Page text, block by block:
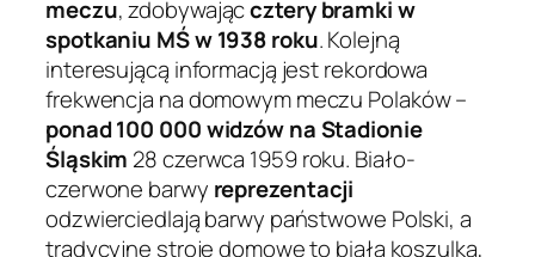
meczu, zdobywająccztery bramki w
spotkaniu MŚ w 1938 roku. Kolejną
interesującą informacją jest rekordowa
frekwencja na domowym meczu Polaków –
ponad 100 000 widzów na Stadionie
Śląskim 28 czerwca 1959 roku. Biało-
czerwone barwy reprezentacji
odzwierciedlają barwy państwowe Polski, a
tradycyjne stroje domowe to biała koszulka,